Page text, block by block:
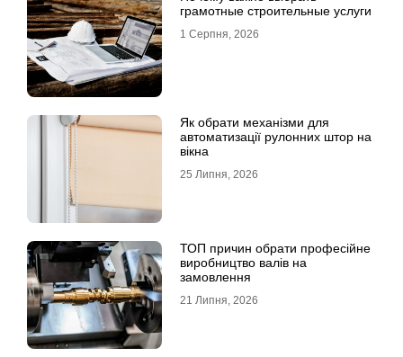
грамотные строительные услуги
1 Серпня, 2026
Як обрати механізми для
автоматизації рулонних штор на
вікна
25 Липня, 2026
ТОП причин обрати професійне
виробництво валів на
замовлення
21 Липня, 2026